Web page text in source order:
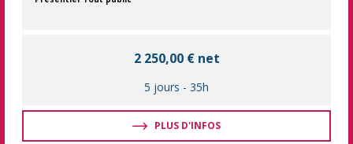
2 250,00 € net
5 jours - 35h
PLUS D'INFOS